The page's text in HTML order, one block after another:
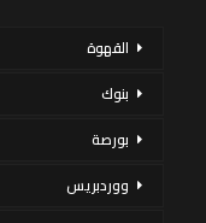
القهوة
بنوك
بورصة
ووردبريس